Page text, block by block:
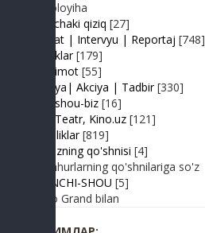
Videoloyiha
Shunchaki qiziq [27]
Suhbat | Intervyu | Reportaj [748]
Tabriklar [179]
Taqdimot [55]
Hayriya| Akciya | Tadbir [330]
Turk shou-biz [16]
TV | Teatr, Kino.uz [121]
Yangiliklar [819]
Yulduzning qo'shnisi [4]
Mashhurlarning qo'shnilariga so'z
BIRINCHI-SHOU [5]
Radio Grand bilan